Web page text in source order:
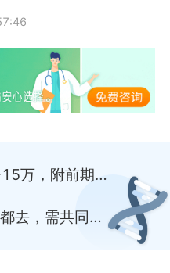
万，附前期体
去，需共同签